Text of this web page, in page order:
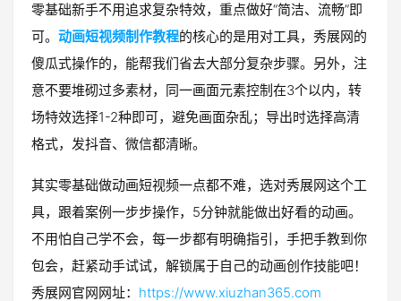
零基础新手不用追求复杂特效，重点做好“简洁、流畅”即
可。 动画短视频制作教程的核心的是用对工具，秀展网的
傻瓜式操作的，能帮我们省去大部分复杂步骤。另外，注
意不要堆砌过多素材，同一画面元素控制在3个以内，转
场特效选择1-2种即可，避免画面杂乱；导出时选择高清
格式，发抖音、微信都清晰。
其实零基础做动画短视频一点都不难，选对秀展网这个工
具，跟着案例一步步操作，5分钟就能做出好看的动画。
不用怕自己学不会，每一步都有明确指引，手把手教到你
包会，赶紧动手试试，解锁属于自己的动画创作技能吧！
秀展网官网网址： https://www.xiuzhan365.com